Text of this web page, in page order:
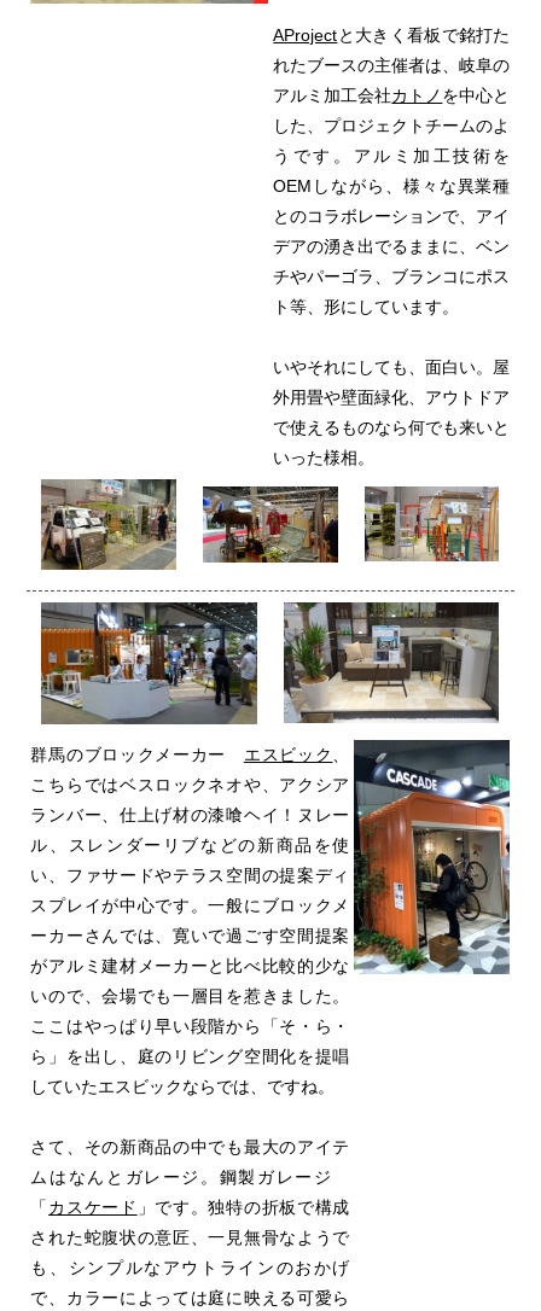
AProjectと大きく看板で銘打た
れたブースの主催者は、岐阜の
アルミ加工会社カトノ を中心と
した、プロジェクトチームのよ
うです。アルミ加工技術を
OEMしながら、様々な異業種
とのコラボレーションで、アイ
デアの湧き出でるままに、ベン
チやパーゴラ、ブランコにポス
ト等、形にしています。
いやそれにしても、面白い。屋
外用畳や壁面緑化、アウトドア
で使えるものなら何でも来いと
いった様相。
群馬のブロックメーカー エスビック
こちらではベスロックネオや、アクシア
ランバー、仕上げ材の漆喰ヘイ！ヌレー
ル、スレンダーリブなどの新商品を使
い、ファサードやテラス空間の提案ディ
スプレイが中心です。一般にブロックメ
ーカーさんでは、寛いで過ごす空間提案
がアルミ建材メーカーと比べ比較的少な
いので、会場でも一層目を惹きました。
ここはやっぱり早い段階から「そ・ら・
ら」を出し、庭のリビング空間化を提唱
していたエスビックならでは、ですね。
さて、その新商品の中でも最大のアイテ
ムはなんとガレージ。鋼製ガレージ
「 カスケード 」です。独特の折板で構成
された蛇腹状の意匠、一見無骨なようで
も、シンプルなアウトラインのおかげ
で、カラーによっては庭に映える可愛ら